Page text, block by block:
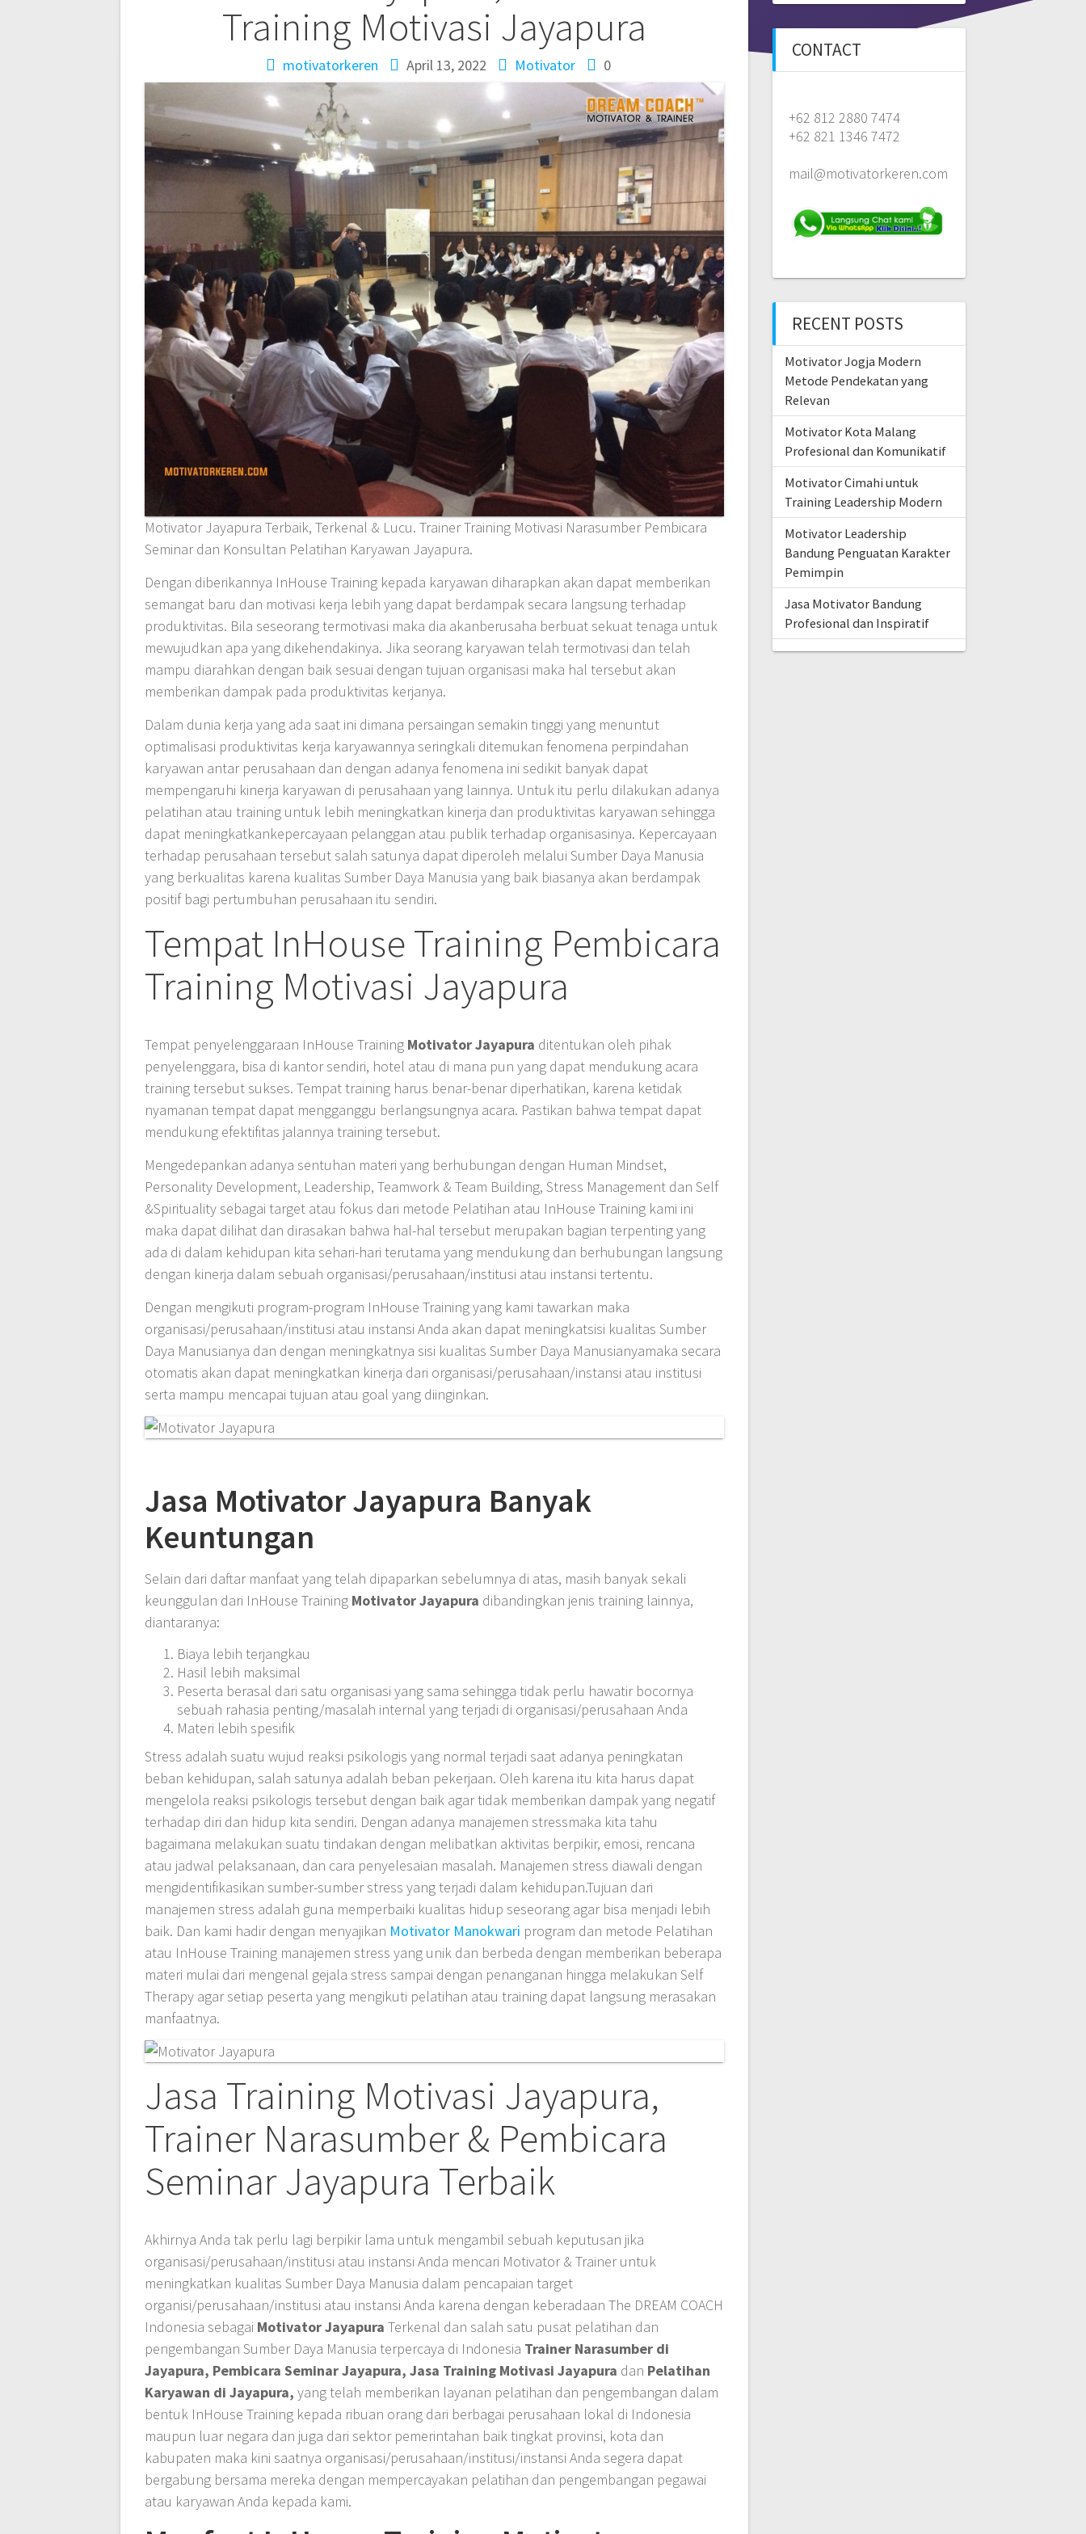
Training Motivasi Jayapura
motivatorkeren April 13, 2022 Motivator 0
Motivator Jayapura Terbaik, Terkenal & Lucu. Trainer Training Motivasi Narasumber Pembicara
Seminar dan Konsultan Pelatihan Karyawan Jayapura.
Dengan diberikannya InHouse Training kepada karyawan diharapkan akan dapat memberikan
semangat baru dan motivasi kerja lebih yang dapat berdampak secara langsung terhadap
produktivitas. Bila seseorang termotivasi maka dia akanberusaha berbuat sekuat tenaga untuk
mewujudkan apa yang dikehendakinya. Jika seorang karyawan telah termotivasi dan telah
mampu diarahkan dengan baik sesuai dengan tujuan organisasi maka hal tersebut akan
memberikan dampak pada produktivitas kerjanya.
Dalam dunia kerja yang ada saat ini dimana persaingan semakin tinggi yang menuntut
optimalisasi produktivitas kerja karyawannya seringkali ditemukan fenomena perpindahan
karyawan antar perusahaan dan dengan adanya fenomena ini sedikit banyak dapat
mempengaruhi kinerja karyawan di perusahaan yang lainnya. Untuk itu perlu dilakukan adanya
pelatihan atau training untuk lebih meningkatkan kinerja dan produktivitas karyawan sehingga
dapat meningkatkankepercayaan pelanggan atau publik terhadap organisasinya. Kepercayaan
terhadap perusahaan tersebut salah satunya dapat diperoleh melalui Sumber Daya Manusia
yang berkualitas karena kualitas Sumber Daya Manusia yang baik biasanya akan berdampak
positif bagi pertumbuhan perusahaan itu sendiri.
Tempat InHouse Training Pembicara
Training Motivasi Jayapura
Tempat penyelenggaraan InHouse Training Motivator Jayapura ditentukan oleh pihak
penyelenggara, bisa di kantor sendiri, hotel atau di mana pun yang dapat mendukung acara
training tersebut sukses. Tempat training harus benar-benar diperhatikan, karena ketidak
nyamanan tempat dapat mengganggu berlangsungnya acara. Pastikan bahwa tempat dapat
mendukung efektifitas jalannya training tersebut.
Mengedepankan adanya sentuhan materi yang berhubungan dengan Human Mindset,
Personality Development, Leadership, Teamwork & Team Building, Stress Management dan Self
&Spirituality sebagai target atau fokus dari metode Pelatihan atau InHouse Training kami ini
maka dapat dilihat dan dirasakan bahwa hal-hal tersebut merupakan bagian terpenting yang
ada di dalam kehidupan kita sehari-hari terutama yang mendukung dan berhubungan langsung
dengan kinerja dalam sebuah organisasi/perusahaan/institusi atau instansi tertentu.
Dengan mengikuti program-program InHouse Training yang kami tawarkan maka
organisasi/perusahaan/institusi atau instansi Anda akan dapat meningkatsisi kualitas Sumber
Daya Manusianya dan dengan meningkatnya sisi kualitas Sumber Daya Manusianyamaka secara
otomatis akan dapat meningkatkan kinerja dari organisasi/perusahaan/instansi atau institusi
serta mampu mencapai tujuan atau goal yang diinginkan.
Jasa Motivator Jayapura Banyak
Keuntungan
Selain dari daftar manfaat yang telah dipaparkan sebelumnya di atas, masih banyak sekali
keunggulan dari InHouse Training Motivator Jayapura dibandingkan jenis training lainnya,
diantaranya:
Biaya lebih terjangkau
Hasil lebih maksimal
Peserta berasal dari satu organisasi yang sama sehingga tidak perlu hawatir bocornya
sebuah rahasia penting/masalah internal yang terjadi di organisasi/perusahaan Anda
Materi lebih spesifik
Stress adalah suatu wujud reaksi psikologis yang normal terjadi saat adanya peningkatan
beban kehidupan, salah satunya adalah beban pekerjaan. Oleh karena itu kita harus dapat
mengelola reaksi psikologis tersebut dengan baik agar tidak memberikan dampak yang negatif
terhadap diri dan hidup kita sendiri. Dengan adanya manajemen stressmaka kita tahu
bagaimana melakukan suatu tindakan dengan melibatkan aktivitas berpikir, emosi, rencana
atau jadwal pelaksanaan, dan cara penyelesaian masalah. Manajemen stress diawali dengan
mengidentifikasikan sumber-sumber stress yang terjadi dalam kehidupan.Tujuan dari
manajemen stress adalah guna memperbaiki kualitas hidup seseorang agar bisa menjadi lebih
baik. Dan kami hadir dengan menyajikan Motivator Manokwari program dan metode Pelatihan
atau InHouse Training manajemen stress yang unik dan berbeda dengan memberikan beberapa
materi mulai dari mengenal gejala stress sampai dengan penanganan hingga melakukan Self
Therapy agar setiap peserta yang mengikuti pelatihan atau training dapat langsung merasakan
manfaatnya.
Jasa Training Motivasi Jayapura,
Trainer Narasumber & Pembicara
Seminar Jayapura Terbaik
Akhirnya Anda tak perlu lagi berpikir lama untuk mengambil sebuah keputusan jika
organisasi/perusahaan/institusi atau instansi Anda mencari Motivator & Trainer untuk
meningkatkan kualitas Sumber Daya Manusia dalam pencapaian target
organisi/perusahaan/institusi atau instansi Anda karena dengan keberadaan The DREAM COACH
Indonesia sebagai Motivator Jayapura Terkenal dan salah satu pusat pelatihan dan
pengembangan Sumber Daya Manusia terpercaya di Indonesia Trainer Narasumber di
Jayapura, Pembicara Seminar Jayapura, Jasa Training Motivasi Jayapura dan Pelatihan
Karyawan di Jayapura, yang telah memberikan layanan pelatihan dan pengembangan dalam
bentuk InHouse Training kepada ribuan orang dari berbagai perusahaan lokal di Indonesia
maupun luar negara dan juga dari sektor pemerintahan baik tingkat provinsi, kota dan
kabupaten maka kini saatnya organisasi/perusahaan/institusi/instansi Anda segera dapat
bergabung bersama mereka dengan mempercayakan pelatihan dan pengembangan pegawai
atau karyawan Anda kepada kami.
navigation
CONTACT
+62 812 2880 7474
+62 821 1346 7472
mail@motivatorkeren.com
RECENT POSTS
Motivator Jogja Modern
Metode Pendekatan yang
Relevan
Motivator Kota Malang
Profesional dan Komunikatif
Motivator Cimahi untuk
Training Leadership Modern
Motivator Leadership
Bandung Penguatan Karakter
Pemimpin
Jasa Motivator Bandung
Profesional dan Inspiratif